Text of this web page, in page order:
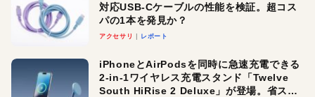
対応USB-Cケーブルの性能を検証。超コス
パの1本を発見か？
アクセサリ レポート
iPhoneとAirPodsを同時に急速充電できる
2-in-1ワイヤレス充電スタンド「Twelve
South HiRise 2 Deluxe」が登場。省スペ